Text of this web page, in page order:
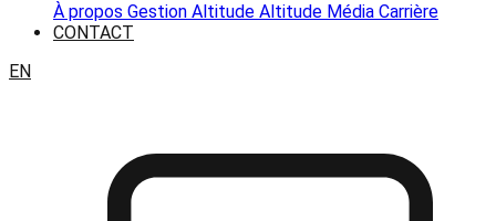
À propos Gestion Altitude Altitude Média Carrière
CONTACT
EN